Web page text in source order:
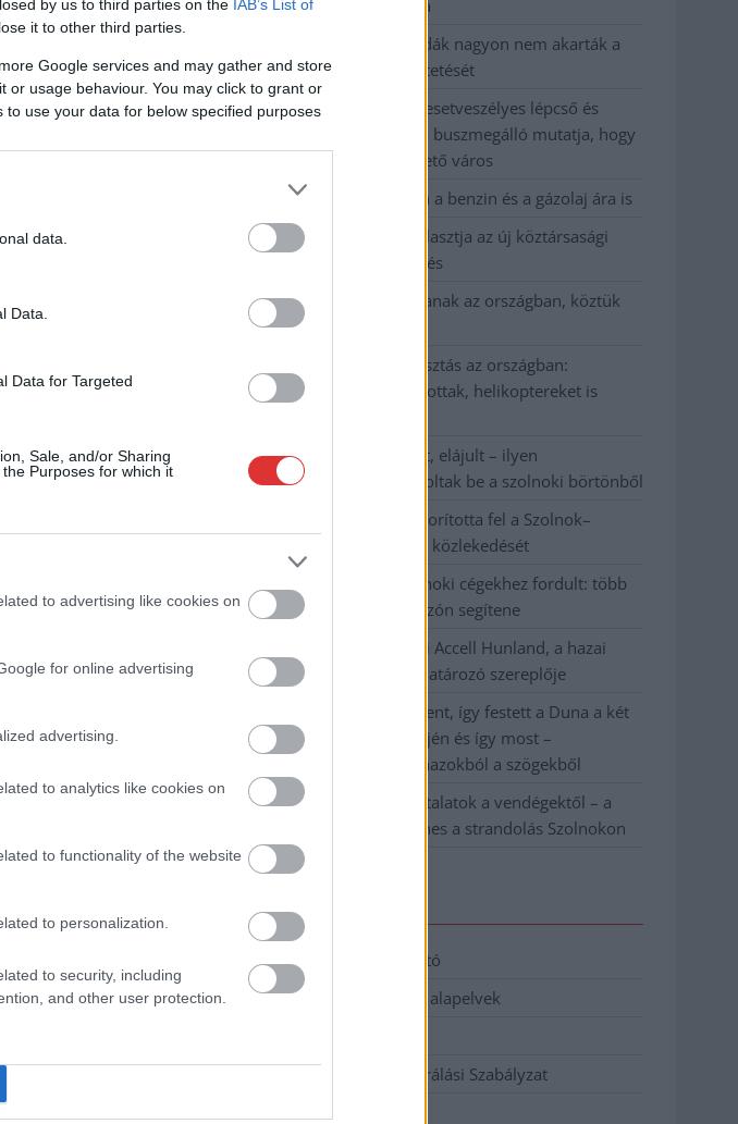
by us to third parties on the IAB’s List of
it to other third parties.
Google services and may gather and store
or usage behaviour. You may click to grant or
use your data for below specified purposes
data.
Data.
Data for Targeted
Sale, and/or Sharing
Purposes for which it
to advertising like cookies on
for online advertising
advertising.
to analytics like cookies on
to functionality of the website
to personalization.
to security, including
and other user protection.
igényekhez igazítani.
,szechenyi
a közbiztonság az utóbbi
mélyre süllyedt. A
a Jász-Nagykun-Szolnok
Szolnok
elismerte, hogy
médiában már egy
szünetről írnak, ami
kevesebbet vittek haza
A Szolnok megyei gazdák nagyon nem akarták a
JÉGER további üzemeltetését
Csendélet 5.0: alig balesetveszélyes lépcső és
remek állapotban levő buszmegálló mutatja, hogy
Szolnok mennyire élhető város
Pénteken újra csökken a benzin és a gázolaj ára is
Napokon belül megválasztja az új köztársasági
elnököt az Országgyűlés
Kiterjedt tüzek pusztítanak az országban, köztük
Karcagon
Harmadfokú hőségriasztás az országban:
Szolnokon klímát javítottak, helikoptereket is
A zárkában rosszul lett, elájult – ilyen
körülményekről számoltak be a szolnoki börtönből
Váratlan fennakadás borította fel a Szolnok–
Kecskemét vasútvonal közlekedését
A polgármester a szolnoki cégekhez fordult: több
száz elbocsátott dolgozón segítene
Csődbe ment a tószegi Accell Hunland, a hazai
kerékpárgyártás meghatározó szereplője
Egyszer fent, egyszer lent, így festett a Duna a két
évvel ezelőtti árvíz idején és így most –
fotógyűjtemény ugyanazokból a szögekből
Ilyenek eddig a tapasztalatok a vendégektől – a
hőhullám miatt ingyenes a strandolás Szolnokon
Adatkezelési tájékoztató
Etikai és függetlenségi alapelvek
Hozzászólási és Moderálási Szabályzat